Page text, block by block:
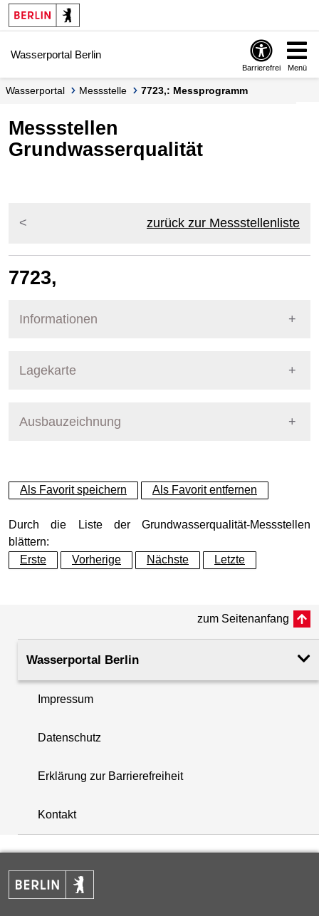
Springe zur Navigation
Springe zum Inhalt
Wasserportal Berlin
Barrierefrei Menü
Wasserportal Messstelle 7723,: Messprogramm
Messstellen
Grundwasserqualität
zurück zur Messstellenliste
7723,
Informationen
Lagekarte
+
+
−
Ausbauzeichnung
Als Favorit speichern Als Favorit entfernen
Durch die Liste der Grundwasserqualität-Messstellen
blättern:
Erste
Vorherige Nächste Letzte
zum Seitenanfang
Wasserportal Berlin
Impressum
Datenschutz
Erklärung zur Barrierefreiheit
Kontakt